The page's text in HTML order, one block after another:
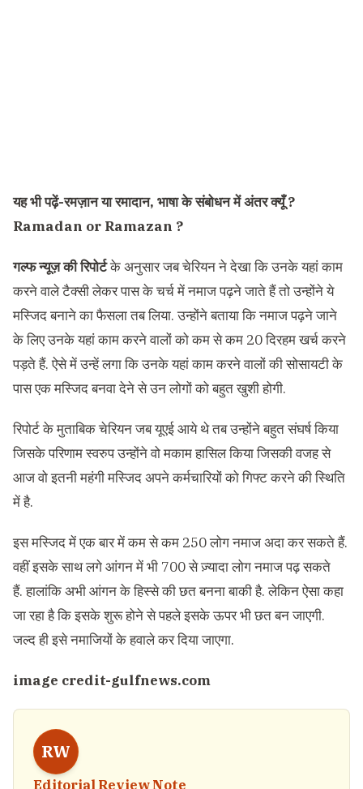
यह भी पढ़ें-रमज़ान या रमादान, भाषा के संबोधन में अंतर क्यूँ ?
Ramadan or Ramazan ?
गल्फ न्यूज़ की रिपोर्टके अनुसार जब चेरियन ने देखा कि उनके यहां काम
करने वाले टैक्सी लेकर पास के चर्च में नमाज पढ़ने जाते हैं तो उन्होंने ये
मस्जिद बनाने का फैसला तब लिया. उन्होंने बताया कि नमाज पढ़ने जाने
के लिए उनके यहां काम करने वालों को कम से कम 20 दिरहम खर्च करने
पड़ते हैं. ऐसे में उन्हें लगा कि उनके यहां काम करने वालों की सोसायटी के
पास एक मस्जिद बनवा देने से उन लोगों को बहुत खुशी होगी.
रिपोर्ट के मुताबिक चेरियन जब यूएई आये थे तब उन्होंने बहुत संघर्ष किया
जिसके परिणाम स्वरुप उन्होंने वो मकाम हासिल किया जिसकी वजह से
आज वो इतनी महंगी मस्जिद अपने कर्मचारियों को गिफ्ट करने की स्थिति
में है.
इस मस्जिद में एक बार में कम से कम 250 लोग नमाज अदा कर सकते हैं.
वहीं इसके साथ लगे आंगन में भी 700 से ज़्यादा लोग नमाज पढ़ सकते
हैं. हालांकि अभी आंगन के हिस्से की छत बनना बाकी है. लेकिन ऐसा कहा
जा रहा है कि इसके शुरू होने से पहले इसके ऊपर भी छत बन जाएगी.
जल्द ही इसे नमाजियों के हवाले कर दिया जाएगा.
image credit-gulfnews.com
RW
Editorial Review Note